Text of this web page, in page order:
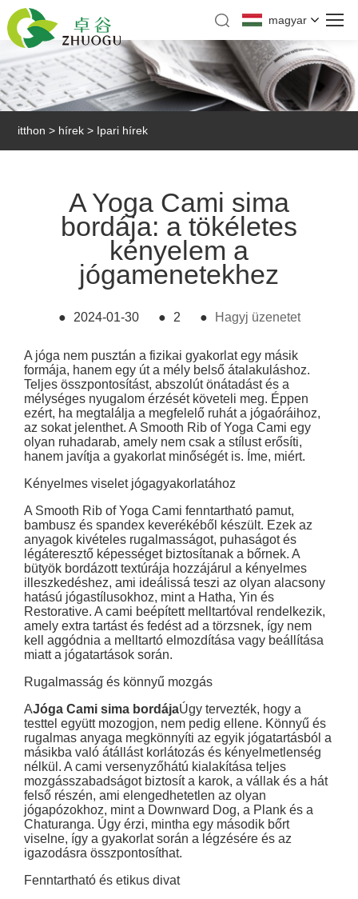
magyar
itthon > hírek > Ipari hírek
A Yoga Cami sima
bordája: a tökéletes
kényelem a
jógamenetekhez
● 2024-01-30 ● 2 ● Hagyj üzenetet
A jóga nem pusztán a fizikai gyakorlat egy másik
formája, hanem egy út a mély belső átalakuláshoz.
Teljes összpontosítást, abszolút önátadást és a
mélységes nyugalom érzését követeli meg. Éppen
ezért, ha megtalálja a megfelelő ruhát a jógaóráihoz,
az sokat jelenthet. A Smooth Rib of Yoga Cami egy
olyan ruhadarab, amely nem csak a stílust erősíti,
hanem javítja a gyakorlat minőségét is. Íme, miért.
Kényelmes viselet jógagyakorlatához
A Smooth Rib of Yoga Cami fenntartható pamut,
bambusz és spandex keverékéből készült. Ezek az
anyagok kivételes rugalmasságot, puhaságot és
légáteresztő képességet biztosítanak a bőrnek. A
bütyök bordázott textúrája hozzájárul a kényelmes
illeszkedéshez, ami ideálissá teszi az olyan alacsony
hatású jógastílusokhoz, mint a Hatha, Yin és
Restorative. A cami beépített melltartóval rendelkezik,
amely extra tartást és fedést ad a törzsnek, így nem
kell aggódnia a melltartó elmozdítása vagy beállítása
miatt a jógatartások során.
Rugalmasság és könnyű mozgás
AJóga Cami sima bordájaÚgy tervezték, hogy a
testtel együtt mozogjon, nem pedig ellene. Könnyű és
rugalmas anyaga megkönnyíti az egyik jógatartásból a
másikba való átállást korlátozás és kényelmetlenség
nélkül. A cami versenyzőhátú kialakítása teljes
mozgásszabadságot biztosít a karok, a vállak és a hát
felső részén, ami elengedhetetlen az olyan
jógapózokhoz, mint a Downward Dog, a Plank és a
Chaturanga. Úgy érzi, mintha egy második bőrt
viselne, így a gyakorlat során a légzésére és az
igazodásra összpontosíthat.
Fenntartható és etikus divat